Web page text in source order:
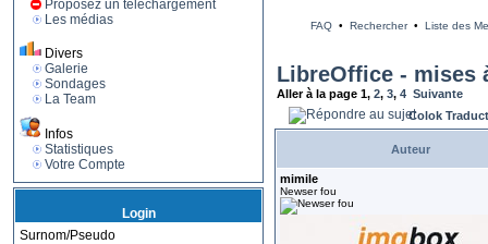
Proposez un téléchargement
Les médias
Divers
Galerie
Sondages
La Team
Infos
Statistiques
Votre Compte
Login
Surnom/Pseudo
FAQ• Rechercher• Liste des
LibreOffice - mises
Aller à la page 1, 2, 3, 4 Suivante
Colok
Auteur
mimile
Newser fou